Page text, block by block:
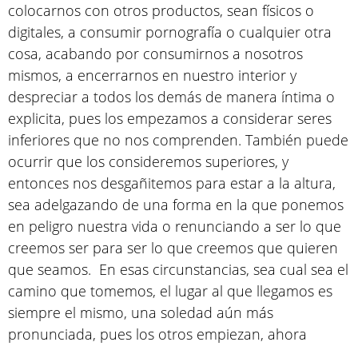
colocarnos con otros productos, sean físicos o
digitales, a consumir pornografía o cualquier otra
cosa, acabando por consumirnos a nosotros
mismos, a encerrarnos en nuestro interior y
despreciar a todos los demás de manera íntima o
explicita, pues los empezamos a considerar seres
inferiores que no nos comprenden. También puede
ocurrir que los consideremos superiores, y
entonces nos desgañitemos para estar a la altura,
sea adelgazando de una forma en la que ponemos
en peligro nuestra vida o renunciando a ser lo que
creemos ser para ser lo que creemos que quieren
que seamos. En esas circunstancias, sea cual sea el
camino que tomemos, el lugar al que llegamos es
siempre el mismo, una soledad aún más
pronunciada, pues los otros empiezan, ahora